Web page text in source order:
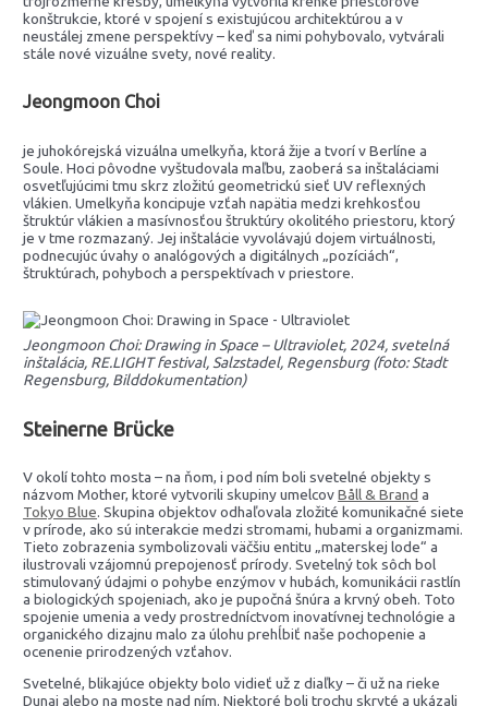
konštrukcie, ktoré v spojení s existujúcou architektúrou a v
neustálej zmene perspektívy – keď sa nimi pohybovalo, vytvárali
stále nové vizuálne svety, nové reality.
Jeongmoon Choi
je juhokórejská vizuálna umelkyňa, ktorá žije a tvorí v Berlíne a
Soule. Hoci pôvodne vyštudovala maľbu, zaoberá sa inštaláciami
osvetľujúcimi tmu skrz zložitú geometrickú sieť UV reflexných
vlákien. Umelkyňa koncipuje vzťah napätia medzi krehkosťou
štruktúr vlákien a masívnosťou štruktúry okolitého priestoru, ktorý
je v tme rozmazaný. Jej inštalácie vyvolávajú dojem virtuálnosti,
podnecujúc úvahy o analógových a digitálnych „pozíciách“,
štruktúrach, pohyboch a perspektívach v priestore.
Jeongmoon Choi: Drawing in Space – Ultraviolet, 2024, svetelná
inštalácia, RE.LIGHT festival, Salzstadel, Regensburg (foto: Stadt
Regensburg, Bilddokumentation)
Steinerne Brücke
V okolí tohto mosta – na ňom, i pod ním boli svetelné objekty s
názvom Mother, ktoré vytvorili skupiny umelcovBåll & Brand a
Tokyo Blue. Skupina objektov odhaľovala zložité komunikačné siete
v prírode, ako sú interakcie medzi stromami, hubami a organizmami.
Tieto zobrazenia symbolizovali väčšiu entitu „materskej lode“ a
ilustrovali vzájomnú prepojenosť prírody. Svetelný tok sôch bol
stimulovaný údajmi o pohybe enzýmov v hubách, komunikácii rastlín
a biologických spojeniach, ako je pupočná šnúra a krvný obeh. Toto
spojenie umenia a vedy prostredníctvom inovatívnej technológie a
organického dizajnu malo za úlohu prehĺbiť naše pochopenie a
ocenenie prirodzených vzťahov.
Svetelné, blikajúce objekty bolo vidieť už z diaľky – či už na rieke
Dunaj alebo na moste nad ním. Niektoré boli trochu skryté a ukázali